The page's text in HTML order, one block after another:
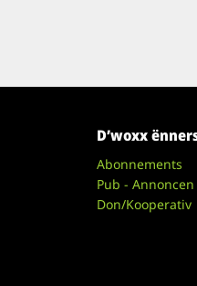
D’woxx
Abonnements
Pub - Annoncen
Don/Kooperativ